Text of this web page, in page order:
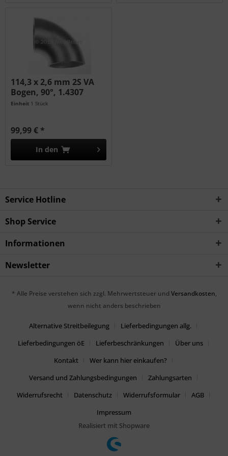
114,3 x 2,6 mm 2S VA
Bogen, 90°, 1.4307
Einheit 1 Stück
99,99 € *
In den
Service Hotline
Shop Service
Informationen
Newsletter
* Alle Preise verstehen sich zzgl. Mehrwertsteuer und Versandkosten,
wenn nicht anders beschrieben
Alternative Streitbeilegung
Lieferbedingungen allg.
Lieferbedingungen öE
Lieferbeschränkungen
Über uns
Kontakt
Wer kann hier einkaufen?
Versand und Zahlungsbedingungen
Zahlungsarten
Widerrufsrecht
Datenschutz Widerrufsformular
AGB
Impressum
Realisiert mit Shopware